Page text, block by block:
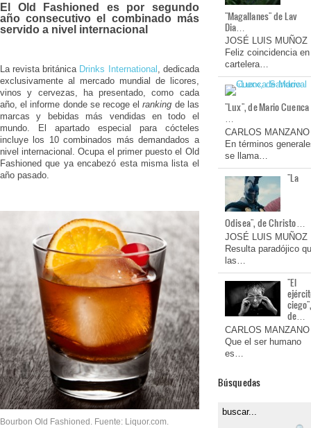
El Old Fashioned es por segundo
año consecutivo el combinado más
servido a nivel internacional
La revista británica Drinks International , dedicada
exclusivamente al mercado mundial de licores,
vinos y cervezas, ha presentado, como cada
año, el informe donde se recoge el ranking de las
marcas y bebidas más vendidas en todo el
mundo. El apartado especial para cócteles
incluye los 10 combinados más demandados a
nivel internacional. Ocupa el primer puesto el Old
Fashioned que ya encabezó esta misma lista el
año pasado.
Bourbon Old Fashioned. Fuente: Liquor.com.
"Magallanes" de Lav
Dia…
JOSÉ LUIS MUÑOZ
Feliz coincidencia en
cartelera…
"Lux", de Mario Cuenca
…
CARLOS MANZANO
En términos
se llama…
"La
Odisea", de Christo…
JOSÉ LUIS MUÑOZ
Resulta paradójico
las…
"El
de…
CARLOS MANZANO
Que el ser humano
es…
Búsquedas